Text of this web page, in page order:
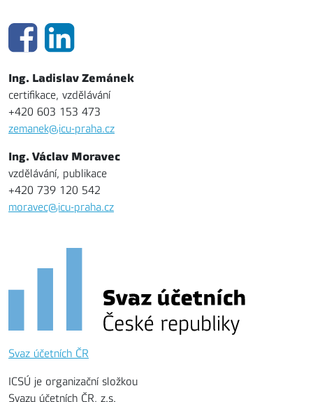
Ing. Ladislav Zemánek
certifikace, vzdělávání
+420 603 153 473
zemanek@icu-praha.cz
Ing. Václav Moravec
vzdělávání, publikace
+420 739 120 542
moravec@icu-praha.cz
Svaz účetních ČR
ICSÚ je organizační složkou
Svazu účetních ČR, z.s.